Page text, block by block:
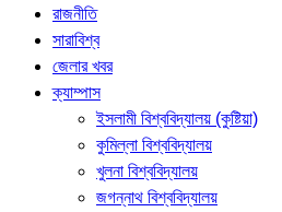
রাজনীতি
সারাবিশ্ব
জেলার খবর
ক্যাম্পাস
ইসলামী বিশ্ববিদ্যালয় (কুষ্টিয়া)
কুমিল্লা বিশ্ববিদ্যালয়
খুলনা বিশ্ববিদ্যালয়
জগন্নাথ বিশ্ববিদ্যালয়